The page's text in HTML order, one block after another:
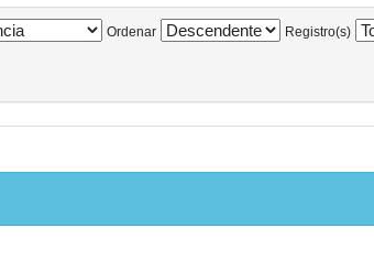
Ordenar Registro(s)